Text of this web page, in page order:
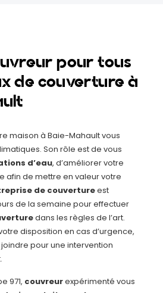
pour tous
de couverture à
maison à Baie-Mahault vous
Son rôle est de vous
d’eau, d’améliorer votre
afin de mettre en valeur votre
de couvertureest
de la semaine pour effectuer
dans les règles de l’art.
disposition en cas d’urgence,
pour une intervention
971, couvreurexpérimenté vous